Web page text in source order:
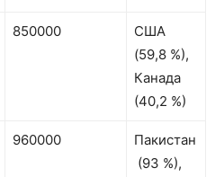
850000
США
(59,8 %),
Канада
(40,2 %)
960000
Пакистан
(93 %),